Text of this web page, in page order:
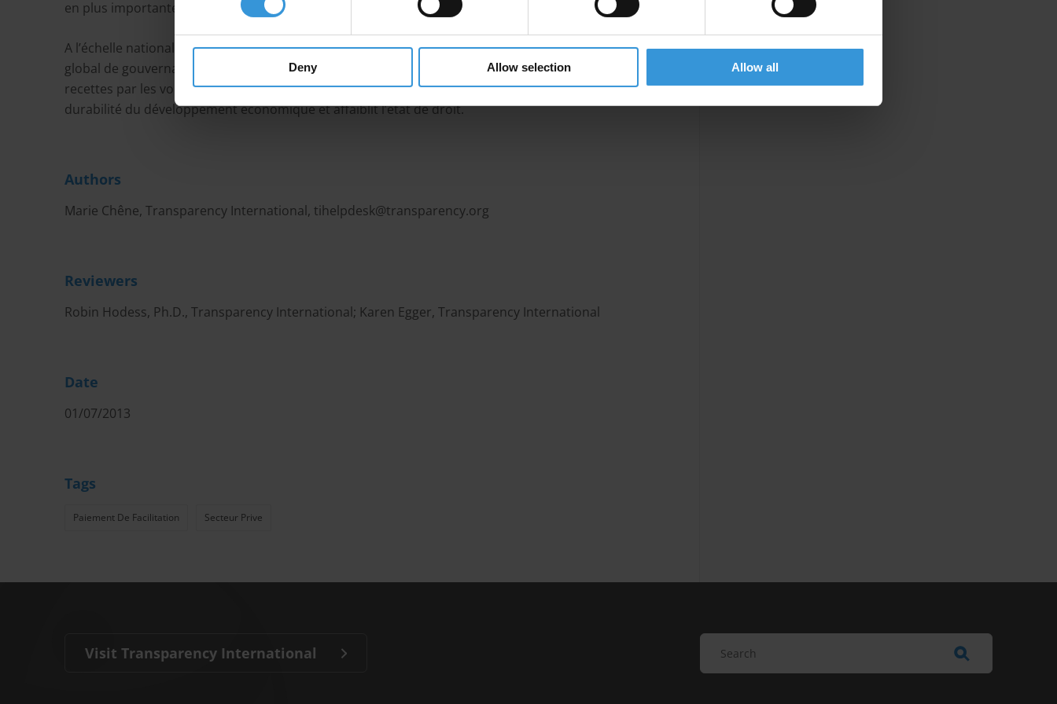
Deny Allow selection Allow all
en plus importantes.
A l’échelle nationale, il apparaît également que les paiements de facilitation affectent le dispositif
global de gouvernance, l’efficacité de l’appareil d’Etat et la capacité de l’administration à collecter des
recettes par les voies d’impositions habituelles. De manière générale, cette pratique entrave la
durabilité du développement économique et affaiblit l’état de droit.
Authors
Marie Chêne, Transparency International, tihelpdesk@transparency.org
Reviewers
Robin Hodess, Ph.D., Transparency International; Karen Egger, Transparency International
Date
01/07/2013
Tags
Paiement De Facilitation Secteur Prive
Visit Transparency International